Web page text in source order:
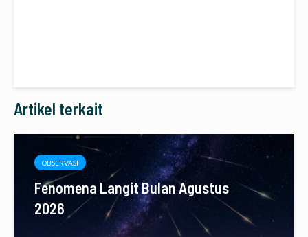
Artikel terkait
OBSERVASI
Fenomena Langit Bulan Agustus
2026